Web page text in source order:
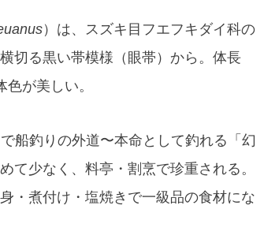
）は、スズキ目フエフキダイ科の
切る黒い帯模様（眼帯）から。体長
が美しい。
船釣りの外道〜本命として釣れる「幻
て少なく、料亭・割烹で珍重される。
・煮付け・塩焼きで一級品の食材にな